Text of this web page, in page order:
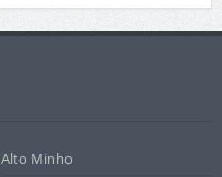
Alto Minho